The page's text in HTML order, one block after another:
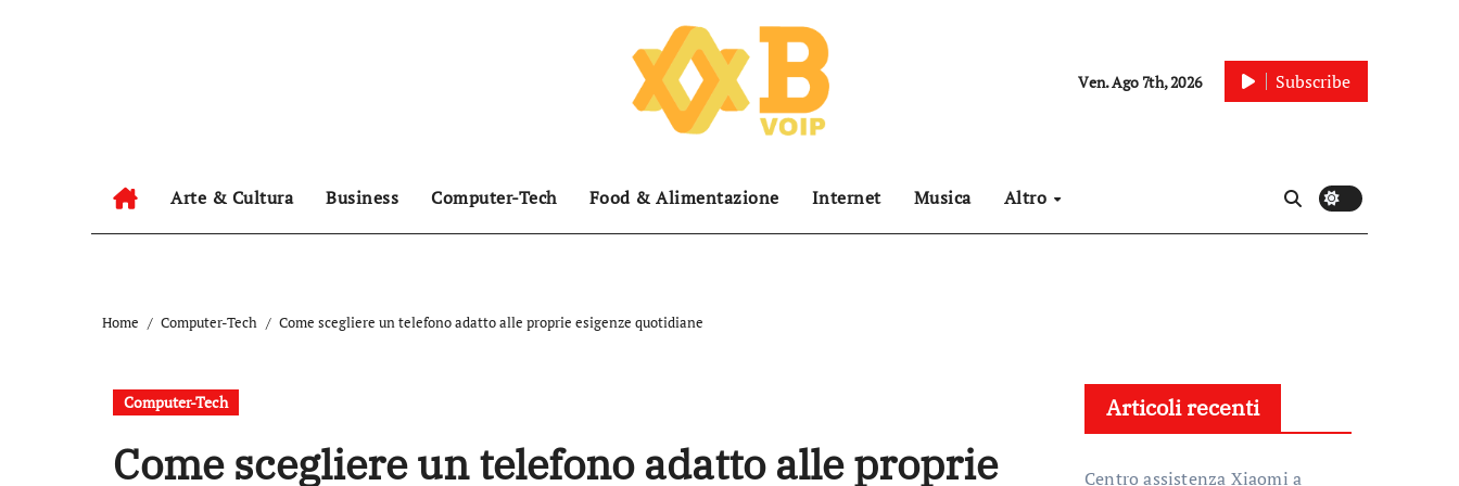
Ven. Ago 7th, 2026 Subscribe
Arte & Cultura Business Computer-Tech Food & Alimentazione Internet Musica Altro
Home Computer-Tech Come scegliere un telefono adatto alle proprie esigenze quotidiane
Computer-Tech
Come scegliere un telefono adatto alle proprie
Articoli recenti
Centro assistenza Xiaomi a